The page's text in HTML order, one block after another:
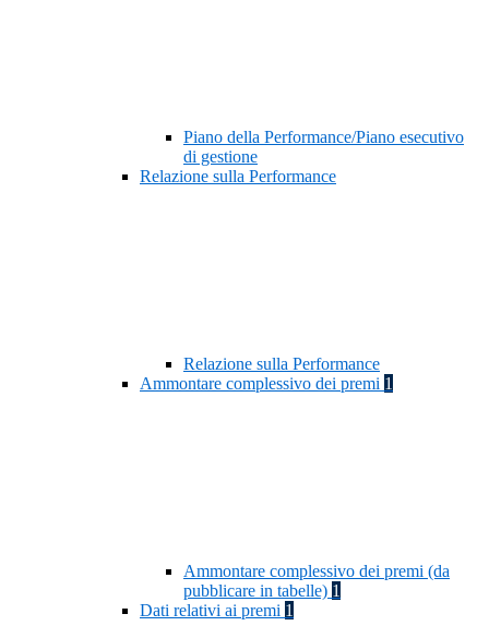
Piano della Performance/Piano esecutivo
di gestione
Relazione sulla Performance
Relazione sulla Performance
Ammontare complessivo dei premi 1
Ammontare complessivo dei premi (da
pubblicare in tabelle) 1
Dati relativi ai premi 1